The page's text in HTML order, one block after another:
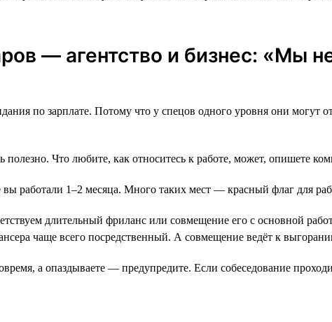
— агентство и бизнес: «Мы
по зарплате. Потому что у спецов одного уровня они
полезно. Что любите, как относитесь к работе, может, опишете
работали 1–2 месяца. Много таких мест ― красный флаг для
длительный фриланс или совмещение его с основной
чаще всего посредственный. А совмещение ведёт к
а опаздываете ― предупредите. Если собеседование